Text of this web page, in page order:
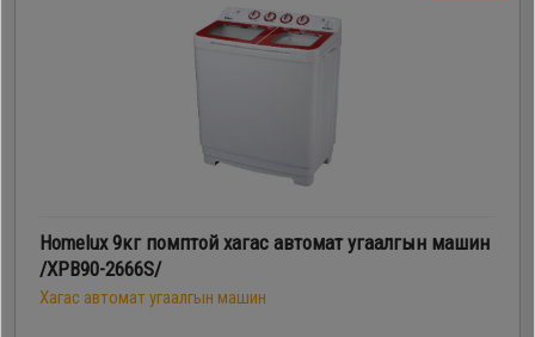
Homelux 9кг помптой хагас автомат угаалгын машин
/XPB90-2666S/
Хагас автомат угаалгын машин